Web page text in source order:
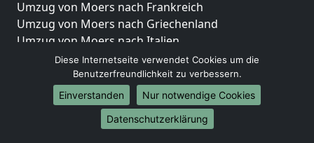
Umzug von Moers nach Frankreich
Umzug von Moers nach Griechenland
Umzug von Moers nach Italien
Umzug von Moers nach Liechtenstein
Umzug von Moers nach Luxemburg
Umzug von Moers nach Niederlande
Umzug von Moers nach Norwegen
Umzüge-Deutschlandweit
Diese Internetseite verwendet Cookies um die
Benutzerfreundlichkeit zu verbessern.
Einverstanden
Nur notwendige Cookies
Datenschutzerklärung